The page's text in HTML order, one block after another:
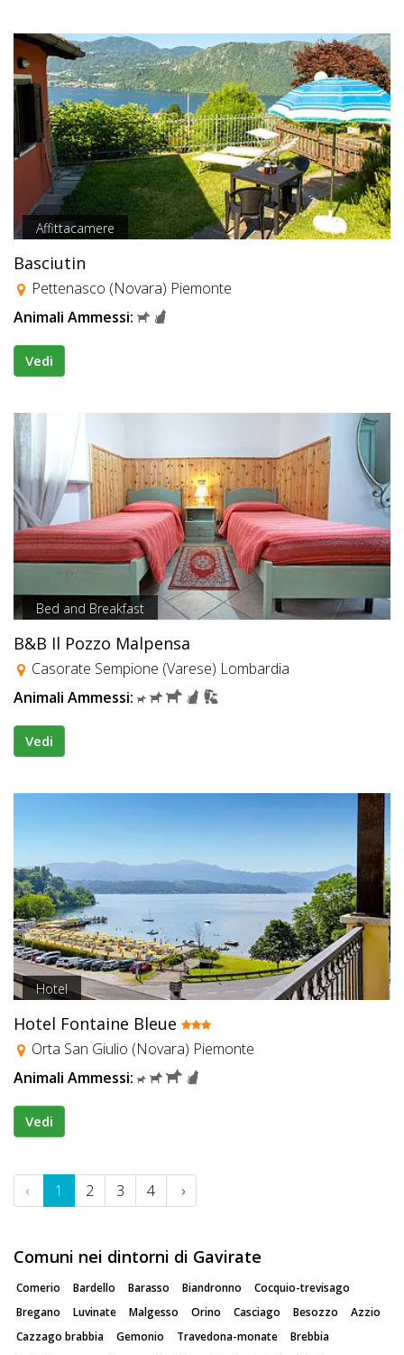
Affittacamere
Basciutin
Pettenasco (Novara) Piemonte
Animali Ammessi:
Vedi
Bed and Breakfast
B&B Il Pozzo Malpensa
Casorate Sempione (Varese) Lombardia
Animali Ammessi:
Vedi
Hotel
Hotel Fontaine Bleue
Orta San Giulio (Novara) Piemonte
Animali Ammessi:
Vedi
‹ 1 2 3 4 ›
Comuni nei dintorni di Gavirate
Comerio Bardello Barasso Biandronno
Cocquio-trevisago
Bregano
Luvinate Malgesso Orino Casciago Besozzo
Azzio
Cazzago brabbia
Gemonio Travedona-monate
Brebbia